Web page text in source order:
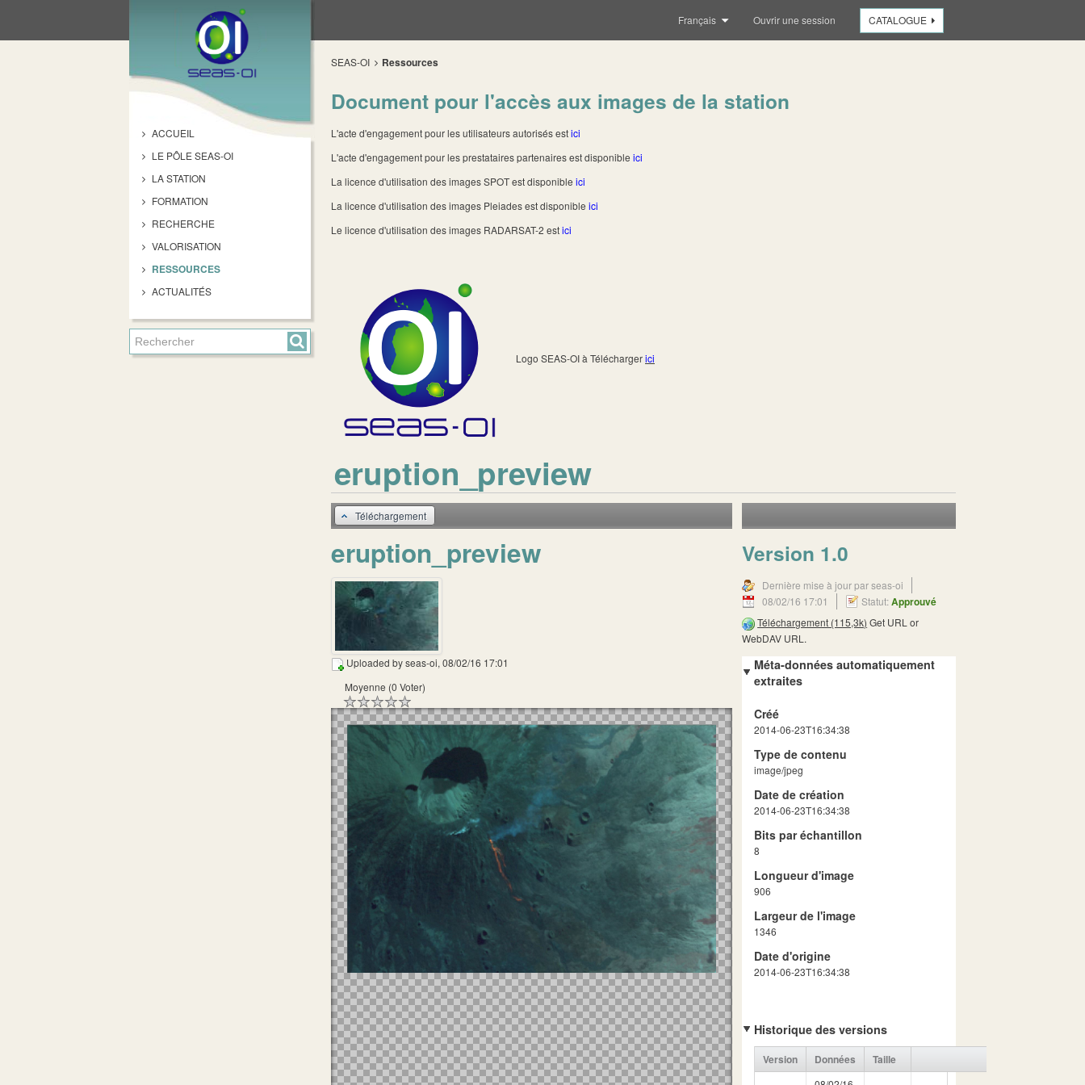
ACCUEIL
LE PÔLE SEAS-OI
LA STATION
FORMATION
RECHERCHE
VALORISATION
RESSOURCES
ACTUALITÉS
CATALOGUE
Ouvrir une session
Français
SEAS-OI Ressources
Document pour l'accès aux images de la station
L'acte d'engagement pour les utilisateurs autorisés estici
L'acte d'engagement pour les prestataires partenaires est disponible ici
La licence d'utilisation des images SPOT est disponible ici
La licence d'utilisation des images Pleiades est disponible ici
Le licence d'utilisation des images RADARSAT-2 estici
Logo SEAS-OI à Téléchargerici
eruption_preview
Téléchargement
eruption_preview
Uploaded byseas-oi, 08/02/16 17:01
Moyenne (0 Voter)
Version 1.0
Dernière mise à jour par seas-oi
08/02/16 17:01
Statut:Approuvé
Téléchargement (115,3k) Get URL or
WebDAV URL .
Méta-données automatiquement
extraites
Créé
2014-06-23T16:34:38
Type de contenu
image/jpeg
Date de création
2014-06-23T16:34:38
Bits par échantillon
8
Longueur d'image
906
Largeur de l'image
1346
Date d'origine
2014-06-23T16:34:38
Historique des versions
Version Données Taille